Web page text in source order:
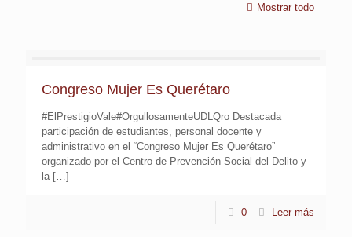
Mostrar todo
Congreso Mujer Es Querétaro
#ElPrestigioVale#OrgullosamenteUDLQro Destacada
participación de estudiantes, personal docente y
administrativo en el “Congreso Mujer Es Querétaro”
organizado por el Centro de Prevención Social del Delito y
la […]
0 Leer más